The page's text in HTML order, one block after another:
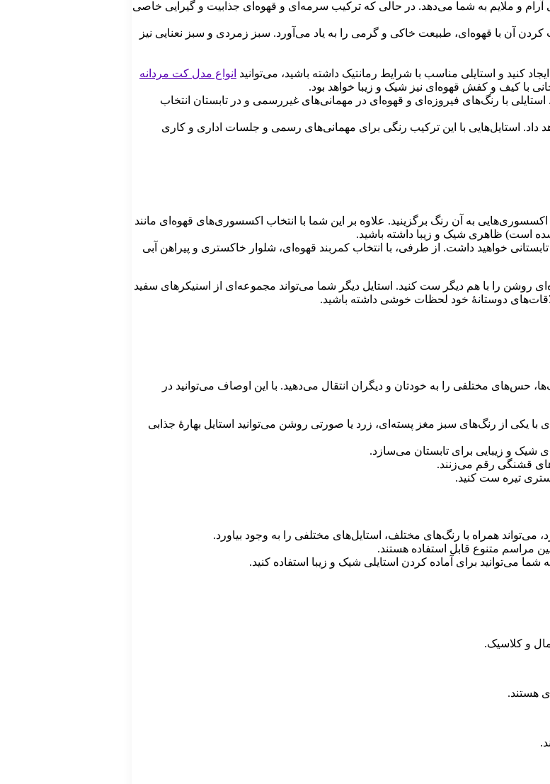
و ملایم به شما می‌دهد. در حالی که ترکیب سرمه‌ای و قهوه‌ای جذابیت و گیرایی خاصی
آن با قهوه‌ای، طبیعت خاکی و گرمی را به یاد می‌آورد. سبز زمردی و سبز نعنایی نیز
کنید و استایلی مناسب با شرایط رمانتیک داشته باشید، می‌توانید انواع مدل کت مردانه
با کیف و کفش قهوه‌ای نیز شیک و زیبا خواهد بود.
با رنگ‌های فیروزه‌ای و قهوه‌ای در مهمانی‌های غیررسمی و در تابستان انتخاب
استایل‌هایی با این ترکیب رنگی برای مهمانی‌های رسمی و جلسات اداری و کاری
به آن رنگ برگزینید. علاوه بر این شما با انتخاب اکسسوری‌های قهوه‌ای مانند
است) ظاهری شیک و زیبا داشته باشید.
خواهید داشت. از طرفی، با انتخاب کمربند قهوه‌ای، شلوار خاکستری و پیراهن آبی
روشن را با هم دیگر ست کنید. استایل دیگر شما می‌تواند مجموعه‌ای از اسنیکرهای سفید
دوستانۀ خود لحظات خوشی داشته باشید.
حس‌های مختلفی را به خودتان و دیگران انتقال می‌دهید. با این اوصاف می‌توانید در
با یکی از رنگ‌های سبز مغز پسته‌ای، زرد یا صورتی روشن می‌توانید استایل بهارۀ جذابی
شیک و زیبایی برای تابستان می‌سازد.
قشنگی رقم می‌زنند.
تیره ست کنید.
همراه با رنگ‌های مختلف، استایل‌های مختلفی را به وجود بیاورد.
مراسم متنوع قابل استفاده هستند.
می‌توانید برای آماده کردن استایلی شیک و زیبا استفاده کنید.
و کلاسیک.
هستند.